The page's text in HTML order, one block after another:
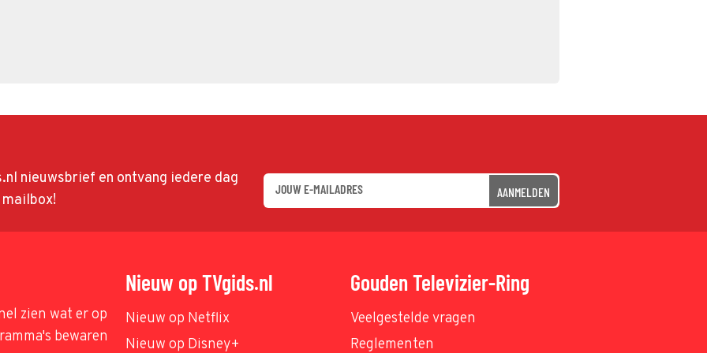
nieuwsbrief en ontvang iedere dag
AANMELDEN
zien wat er op
bewaren
Nieuw op TVgids.nl
Nieuw op Netflix
Nieuw op Disney+
Gouden Televizier-Ring
Veelgestelde vragen
Reglementen